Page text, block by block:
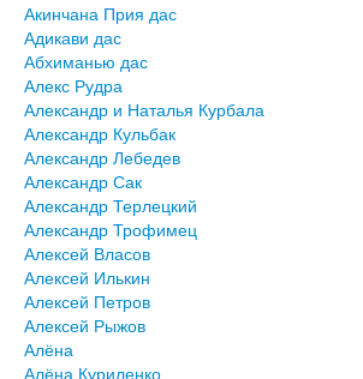
Акинчана Прия дас
Адикави дас
Абхиманью дас
Алекс Рудра
Александр и Наталья Курбала
Александр Кульбак
Александр Лебедев
Александр Сак
Александр Терлецкий
Александр Трофимец
Алексей Власов
Алексей Илькин
Алексей Петров
Алексей Рыжов
Алёна
Алёна Куриленко